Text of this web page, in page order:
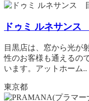
ドゥミ ルネサン
目黒店は、窓から光が
性のお客様も通えるの
います。アットホーム..
東京都